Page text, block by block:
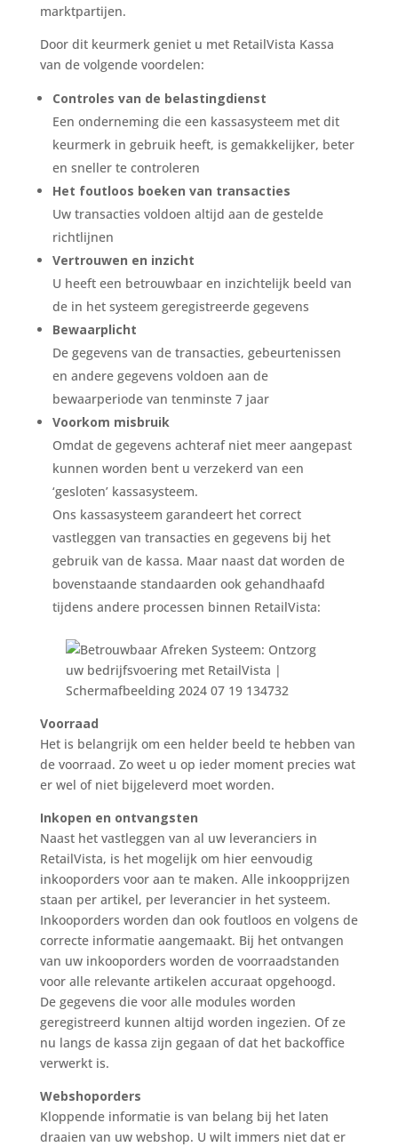
marktpartijen.
Door dit keurmerk geniet u met RetailVista Kassa
van de volgende voordelen:
Controles van de belastingdienst
Een onderneming die een kassasysteem met dit
keurmerk in gebruik heeft, is gemakkelijker, beter
en sneller te controleren
Het foutloos boeken van transacties
Uw transacties voldoen altijd aan de gestelde
richtlijnen
Vertrouwen en inzicht
U heeft een betrouwbaar en inzichtelijk beeld van
de in het systeem geregistreerde gegevens
Bewaarplicht
De gegevens van de transacties, gebeurtenissen
en andere gegevens voldoen aan de
bewaarperiode van tenminste 7 jaar
Voorkom misbruik
Omdat de gegevens achteraf niet meer aangepast
kunnen worden bent u verzekerd van een
‘gesloten’ kassasysteem.
Ons kassasysteem garandeert het correct
vastleggen van transacties en gegevens bij het
gebruik van de kassa. Maar naast dat worden de
bovenstaande standaarden ook gehandhaafd
tijdens andere processen binnen RetailVista:
Voorraad
Het is belangrijk om een helder beeld te hebben van
de voorraad. Zo weet u op ieder moment precies wat
er wel of niet bijgeleverd moet worden.
Inkopen en ontvangsten
Naast het vastleggen van al uw leveranciers in
RetailVista, is het mogelijk om hier eenvoudig
inkooporders voor aan te maken. Alle inkoopprijzen
staan per artikel, per leverancier in het systeem.
Inkooporders worden dan ook foutloos en volgens de
correcte informatie aangemaakt. Bij het ontvangen
van uw inkooporders worden de voorraadstanden
voor alle relevante artikelen accuraat opgehoogd.
De gegevens die voor alle modules worden
geregistreerd kunnen altijd worden ingezien. Of ze
nu langs de kassa zijn gegaan of dat het backoffice
verwerkt is.
Webshoporders
Kloppende informatie is van belang bij het laten
draaien van uw webshop. U wilt immers niet dat er